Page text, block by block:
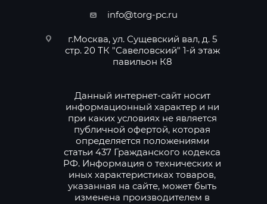
info@torg-pc.ru
г.Москва, ул. Сущевский вал, д. 5
стр. 20 ТК "Савеловский" 1-й этаж
павильон К8
Данный интернет-сайт носит
информационный характер и ни
при каких условиях не является
публичной офертой, которая
определяется положениями
статьи 437 Гражданского кодекса
РФ. Информация о технических и
иных характеристиках товаров,
указанная на сайте, может быть
изменена производителем в